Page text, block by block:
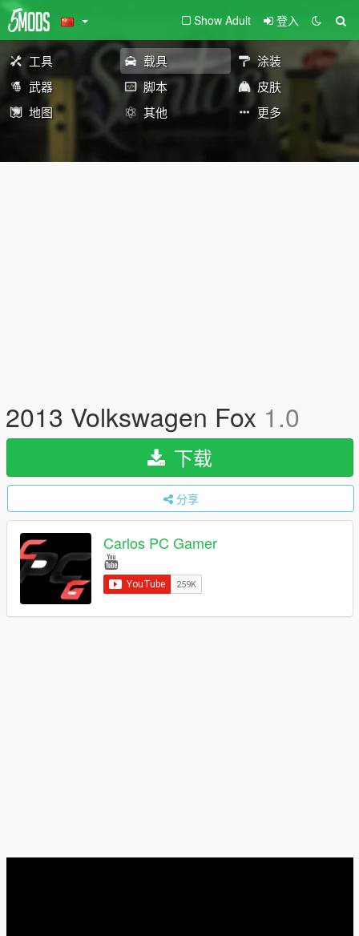
Show Adult 登入
工具 载具
涂装
武器
脚本
皮肤
地图
其他 更多
2013 Volkswagen Fox 1.0
下载
分享
Carlos PC Gamer